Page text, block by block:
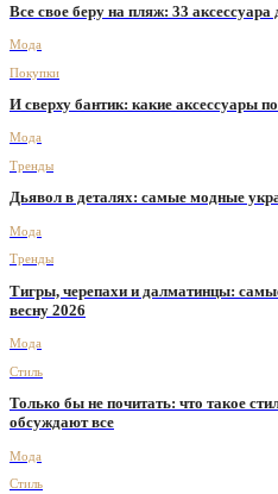
Все свое беру на пляж: 33
Мода
Покупки
И сверху бантик: какие аксессуары
Мода
Тренды
Дьявол в деталях: самые модные
Мода
Тренды
Тигры, черепахи и далматинцы:
весну 2026
Мода
Стиль
Только бы не почитать: что такое
обсуждают все
Мода
Стиль